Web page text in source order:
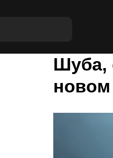
Шуба,
новом